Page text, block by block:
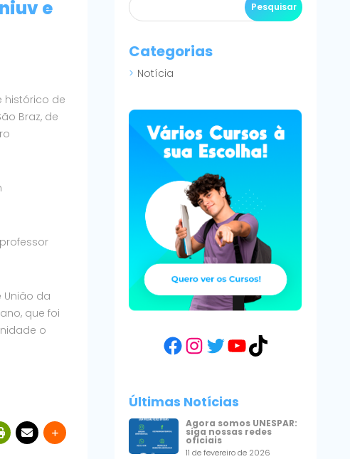
e
histórico de
Braz, de
União da
que foi
o
Categorias
Notícia
Facebook
Instagram
Twitter
YouTube
TikTok
Últimas Notícias
Agora somos UNESPAR:
siga nossas redes
oficiais
11 de fevereiro de 2026